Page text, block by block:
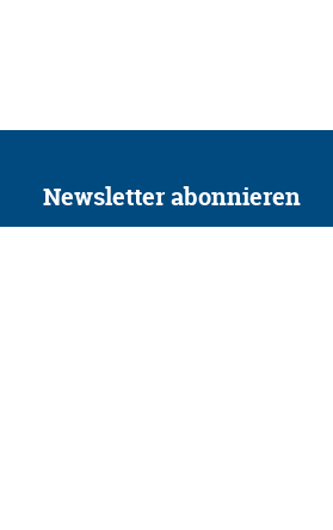
Newsletter abonnieren